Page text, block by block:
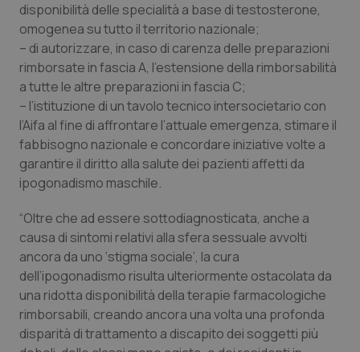
Puglia
Sardegna
Sicilia
Toscana
Umbria
Valle D’Aosta
Veneto
Malattie rare
Malattia di Crohn & Rettocolite Ulcerosa
Neuroscienze & patologie neurodegenerative
Obesità
Oftalmologia
Oncodermatologia
Oncoematologia
Oncologia & Nutrizione
disponibilità delle specialità a base di testosterone,
omogenea su tutto il territorio nazionale;
– di autorizzare, in caso di carenza delle preparazioni
rimborsate in fascia A, l’estensione della rimborsabilità
a tutte le altre preparazioni in fascia C;
– l’istituzione di un tavolo tecnico intersocietario con
l’Aifa al fine di affrontare l’attuale emergenza, stimare il
fabbisogno nazionale e concordare iniziative volte a
garantire il diritto alla salute dei pazienti affetti da
ipogonadismo maschile.
“Oltre che ad essere sottodiagnosticata, anche a
causa di sintomi relativi alla sfera sessuale avvolti
ancora da uno ‘stigma sociale’, la cura
dell’ipogonadismo risulta ulteriormente ostacolata da
una ridotta disponibilità della terapie farmacologiche
rimborsabili, creando ancora una volta una profonda
disparità di trattamento a discapito dei soggetti più